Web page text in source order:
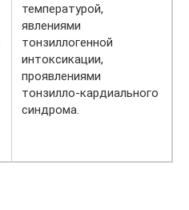
температурой,
явлениями
тонзиллогенной
интоксикации,
проявлениями
тонзилло-кардиального
синдрома.